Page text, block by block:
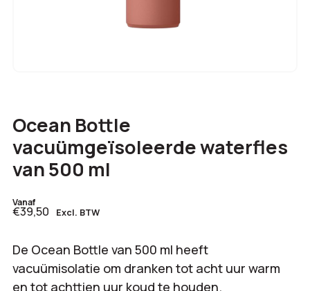
Ocean Bottle
vacuümgeïsoleerde waterfles
van 500 ml
Vanaf
€39,50 Excl. BTW
De Ocean Bottle van 500 ml heeft
vacuümisolatie om dranken tot acht uur warm
en tot achttien uur koud te houden.